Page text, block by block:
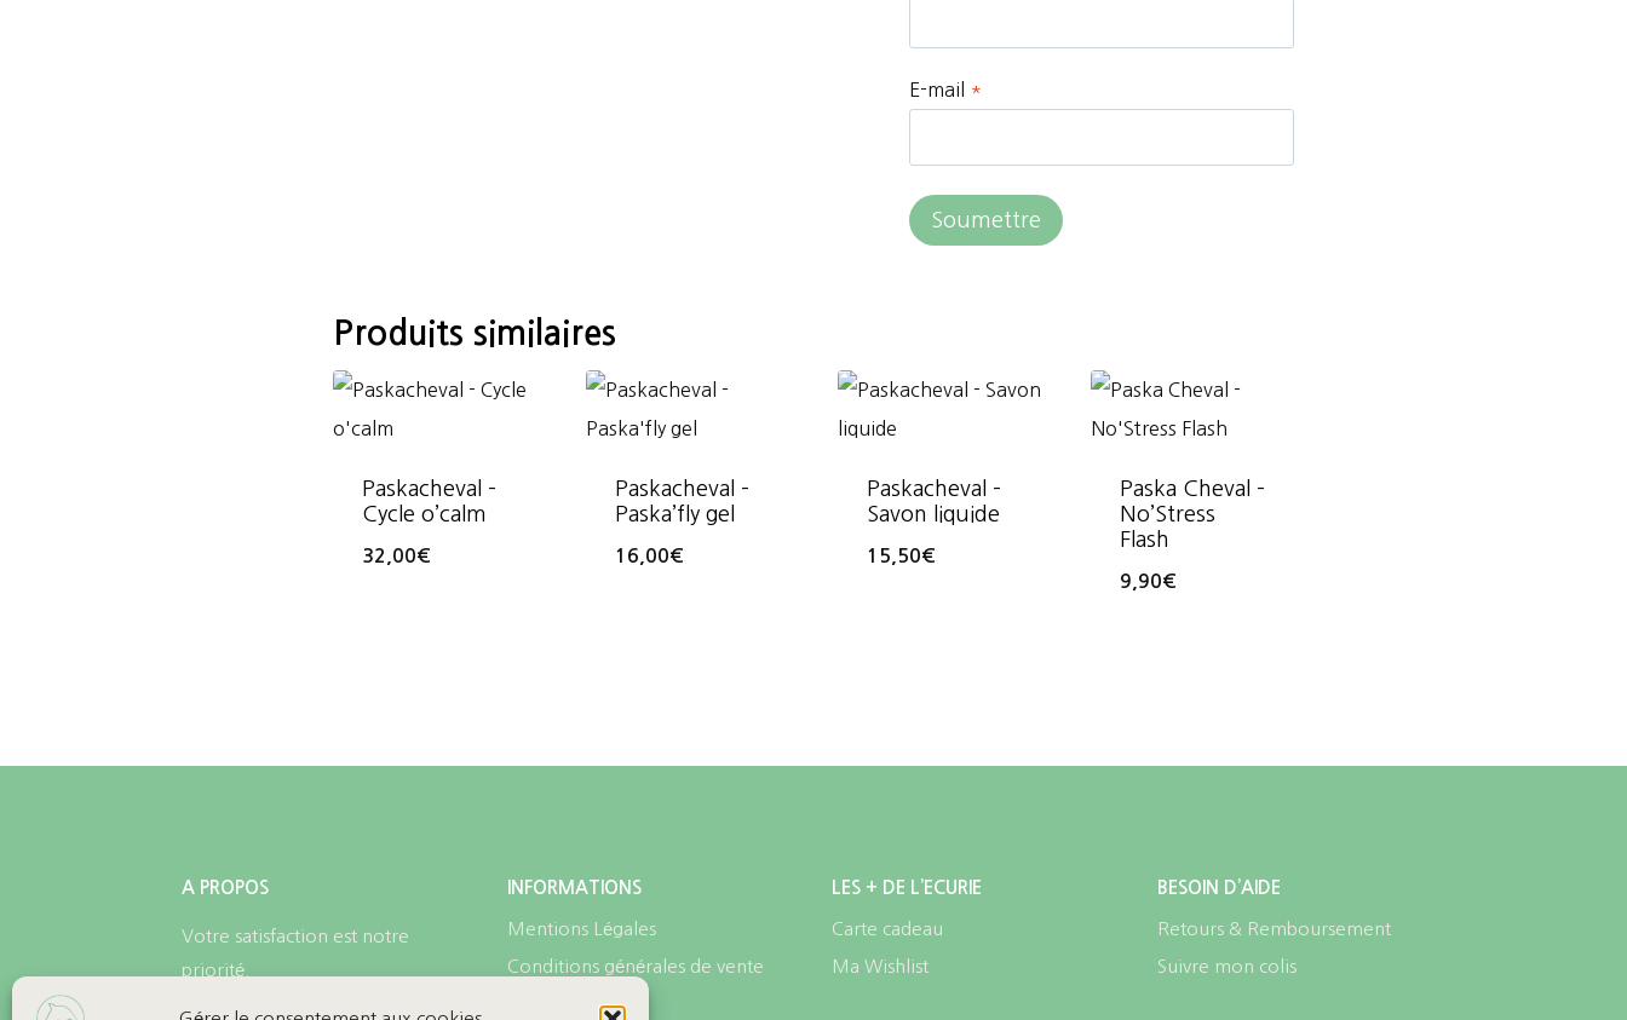
E-mail *
Produits similaires
Paskacheval –
Cycle o’calm
32,00€
Paskacheval –
Paska’fly gel
16,00€
Paskacheval –
Savon liquide
15,50€
Paska Cheval –
No’Stress
Flash
9,90€
A PROPOS
Votre satisfaction est notre
priorité.
INFORMATIONS
Mentions Légales
Conditions générales de vente
Confidentialités
LES + DE L’ECURIE
Carte cadeau
Ma Wishlist
BESOIN D’AIDE
Retours & Remboursement
Suivre mon colis